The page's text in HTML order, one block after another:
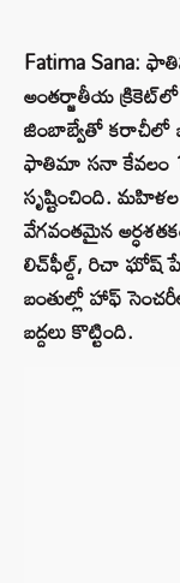
Fatima Sana:
అంతర్జాతీయ క్రికెట్‌లో
జింబాబ్వేతో కరాచీలో
ఫాతిమా సనా కేవలం
సృష్టించింది.
వేగవంతమైన
లిచ్‌ఫీల్డ్, రిచా ఘోష్
బంతుల్లో హాఫ్
బద్దలు కొట్టింది.